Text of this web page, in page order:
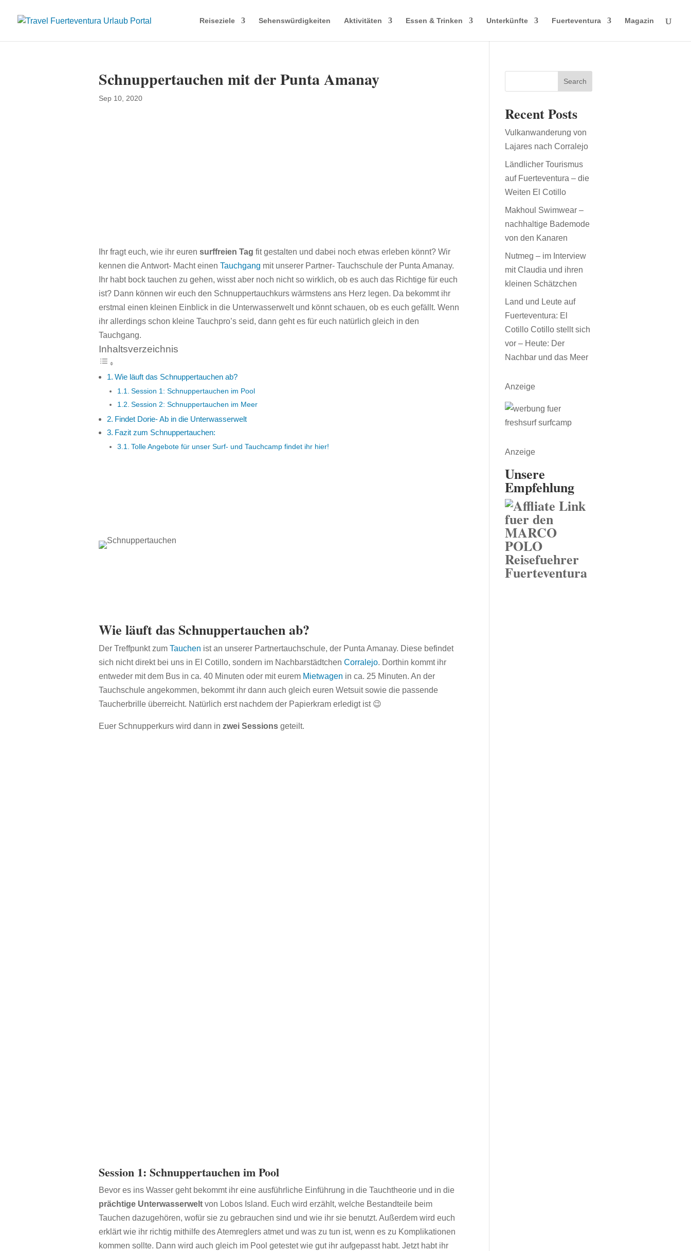
Reiseziele Sehenswürdigkeiten Aktivitäten Essen & Trinken Unterkünfte Fuerteventura Magazin
Schnuppertauchen mit der Punta Amanay
Sep 10, 2020
Ihr fragt euch, wie ihr euren surffreien Tag fit gestalten und dabei noch etwas erleben könnt? Wir
kennen die Antwort- Macht einen Tauchgang mit unserer Partner- Tauchschule der Punta Amanay.
Ihr habt bock tauchen zu gehen, wisst aber noch nicht so wirklich, ob es auch das Richtige für euch
ist? Dann können wir euch den Schnuppertauchkurs wärmstens ans Herz legen. Da bekommt ihr
erstmal einen kleinen Einblick in die Unterwasserwelt und könnt schauen, ob es euch gefällt. Wenn
ihr allerdings schon kleine Tauchpro’s seid, dann geht es für euch natürlich gleich in den
Tauchgang.
Inhaltsverzeichnis
Wie läuft das Schnuppertauchen ab?
Session 1: Schnuppertauchen im Pool
Session 2: Schnuppertauchen im Meer
Findet Dorie- Ab in die Unterwasserwelt
Fazit zum Schnuppertauchen:
Tolle Angebote für unser Surf- und Tauchcamp findet ihr hier!
Wie läuft das Schnuppertauchen ab?
Der Treffpunkt zum Tauchen ist an unserer Partnertauchschule, der Punta Amanay. Diese befindet
sich nicht direkt bei uns in El Cotillo, sondern im Nachbarstädtchen Corralejo. Dorthin kommt ihr
entweder mit dem Bus in ca. 40 Minuten oder mit eurem Mietwagen in ca. 25 Minuten. An der
Tauchschule angekommen, bekommt ihr dann auch gleich euren Wetsuit sowie die passende
Taucherbrille überreicht. Natürlich erst nachdem der Papierkram erledigt ist 😉
Euer Schnupperkurs wird dann in zwei Sessions geteilt.
Session 1: Schnuppertauchen im Pool
Bevor es ins Wasser geht bekommt ihr eine ausführliche Einführung in die Tauchtheorie und in die
prächtige Unterwasserwelt von Lobos Island. Euch wird erzählt, welche Bestandteile beim
Tauchen dazugehören, wofür sie zu gebrauchen sind und wie ihr sie benutzt. Außerdem wird euch
erklärt wie ihr richtig mithilfe des Atemreglers atmet und was zu tun ist, wenn es zu Komplikationen
kommen sollte. Dann wird auch gleich im Pool getestet wie gut ihr aufgepasst habt. Jetzt habt ihr
Search
Recent Posts
Vulkanwanderung von
Lajares nach Corralejo
Ländlicher Tourismus
auf Fuerteventura – die
Weiten El Cotillo
Makhoul Swimwear –
nachhaltige Bademode
von den Kanaren
Nutmeg – im Interview
mit Claudia und ihren
kleinen Schätzchen
Land und Leute auf
Fuerteventura: El
Cotillo Cotillo stellt sich
vor – Heute: Der
Nachbar und das Meer
Anzeige
Anzeige
Unsere
Empfehlung